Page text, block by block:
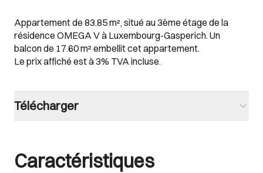
Appartement de 83.85 m², situé au 3ème étage de la
résidence OMEGA V à Luxembourg-Gasperich. Un
balcon de 17.60 m² embellit cet appartement.
Le prix affiché est à 3% TVA incluse.
Télécharger
Caractéristiques